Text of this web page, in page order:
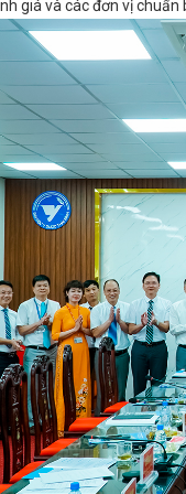
giá và các đơn vị chuẩn